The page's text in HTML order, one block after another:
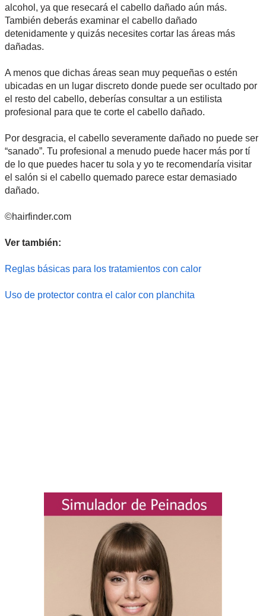
alcohol, ya que resecará el cabello dañado aún más.
También deberás examinar el cabello dañado
detenidamente y quizás necesites cortar las áreas más
dañadas.
A menos que dichas áreas sean muy pequeñas o estén
ubicadas en un lugar discreto donde puede ser ocultado por
el resto del cabello, deberías consultar a un estilista
profesional para que te corte el cabello dañado.
Por desgracia, el cabello severamente dañado no puede ser
“sanado”. Tu profesional a menudo puede hacer más por tí
de lo que puedes hacer tu sola y yo te recomendaría visitar
el salón si el cabello quemado parece estar demasiado
dañado.
©hairfinder.com
Ver también:
Reglas básicas para los tratamientos con calor
Uso de protector contra el calor con planchita